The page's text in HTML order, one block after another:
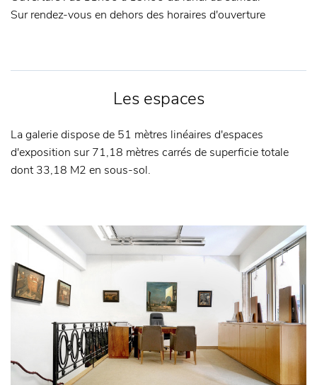
Sur rendez-vous en dehors des horaires d'ouverture
Les espaces
La galerie dispose de 51 mètres linéaires d'espaces
d'exposition sur 71,18 mètres carrés de superficie totale
dont 33,18 M2 en sous-sol.